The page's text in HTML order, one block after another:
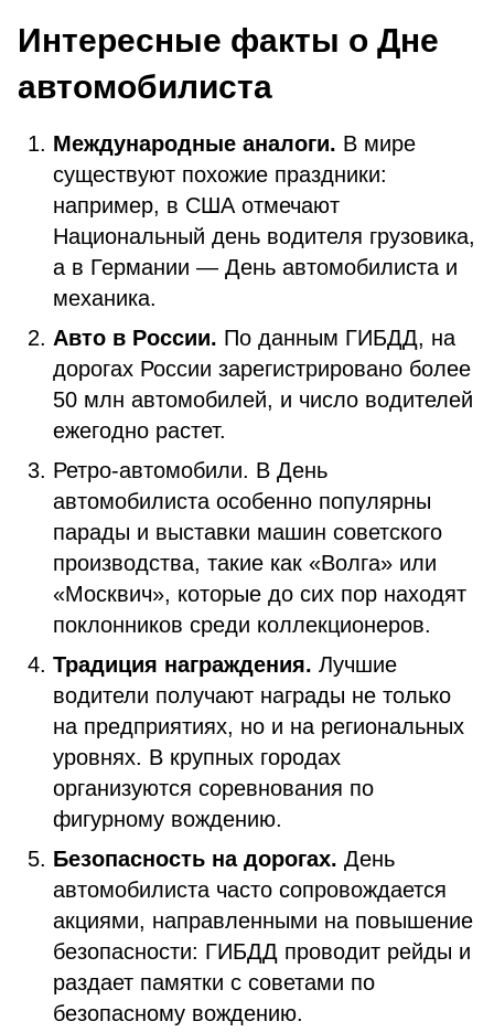
Интересные факты о Дне
автомобилиста
Международные аналоги. В мире
существуют похожие праздники:
например, в США отмечают
Национальный день водителя грузовика,
а в Германии — День автомобилиста и
механика.
Авто в России. По данным ГИБДД, на
дорогах России зарегистрировано более
50 млн автомобилей, и число водителей
ежегодно растет.
Ретро-автомобили. В День
автомобилиста особенно популярны
парады и выставки машин советского
производства, такие как «Волга» или
«Москвич», которые до сих пор находят
поклонников среди коллекционеров.
Традиция награждения. Лучшие
водители получают награды не только
на предприятиях, но и на региональных
уровнях. В крупных городах
организуются соревнования по
фигурному вождению.
Безопасность на дорогах. День
автомобилиста часто сопровождается
акциями, направленными на повышение
безопасности: ГИБДД проводит рейды и
раздает памятки с советами по
безопасному вождению.